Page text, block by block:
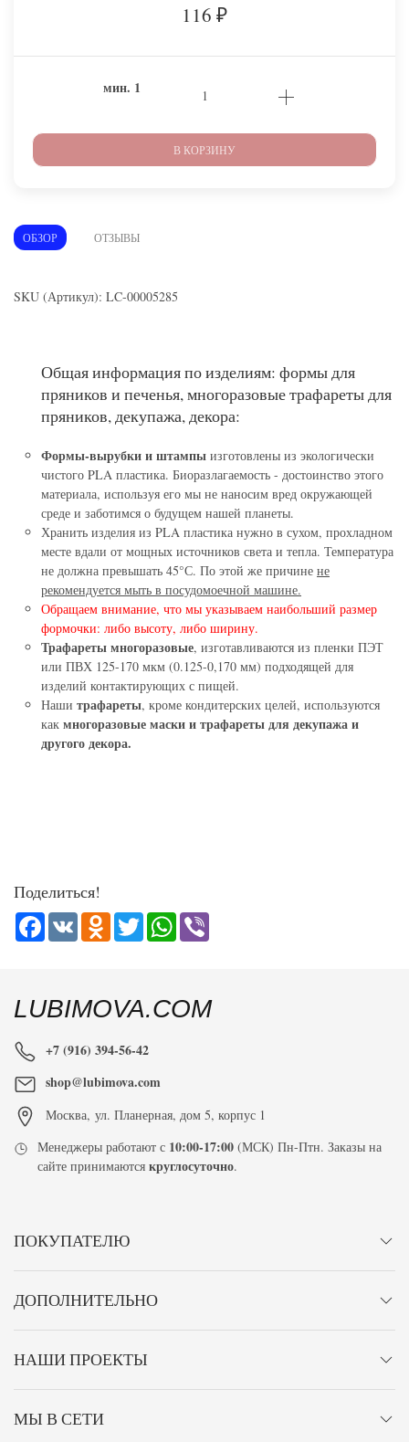
116 ₽
мин. 1
В КОРЗИНУ
ОБЗОР ОТЗЫВЫ
SKU (Артикул): LC-00005285
Общая информация по изделиям: формы для
пряников и печенья, многоразовые трафареты для
пряников, декупажа, декора:
Формы-вырубки и штампы изготовлены из экологически
чистого PLA пластика. Биоразлагаемость - достоинство этого
материала, используя его мы не наносим вред окружающей
среде и заботимся о будущем нашей планеты.
Хранить изделия из PLA пластика нужно в сухом, прохладном
месте вдали от мощных источников света и тепла. Температура
не должна превышать 45°С. По этой же причине не
рекомендуется мыть в посудомоечной машине.
Обращаем внимание, что мы указываем наибольший размер
формочки: либо высоту, либо ширину.
Трафареты многоразовые, изготавливаются из пленки ПЭТ
или ПВХ 125-170 мкм (0.125-0,170 мм) подходящей для
изделий контактирующих с пищей.
Наши трафареты, кроме кондитерских целей, используются
как многоразовые маски и трафареты для декупажа и
другого декора.
Поделиться!
Facebook
VK Odnoklassniki
TwitterWhatsApp
LUBIMOVA.COM
+7 (916) 394-56-42
shop@lubimova.com
Москва, ул. Планерная, дом 5, корпус 1
Менеджеры работают с 10:00-17:00 (МСК) Пн-Птн. Заказы на
сайте принимаютсякруглосуточно.
ПОКУПАТЕЛЮ
ДОПОЛНИТЕЛЬНО
НАШИ ПРОЕКТЫ
МЫ В СЕТИ